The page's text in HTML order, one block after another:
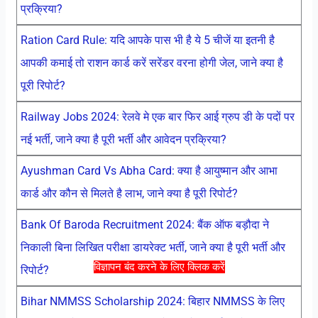
विज्ञापन बंद करने के लिए क्लिक करें
प्रक्रिया?
Ration Card Rule: यदि आपके पास भी है ये 5 चीजें या इतनी है
आपकी कमाई तो राशन कार्ड करें सरेंडर वरना होगी जेल, जाने क्या है
पूरी रिपोर्ट?
Railway Jobs 2024: रेलवे मे एक बार फिर आई ग्रुप डी के पदों पर
नई भर्ती, जाने क्या है पूरी भर्ती और आवेदन प्रक्रिया?
Ayushman Card Vs Abha Card: क्या है आयुष्मान और आभा
कार्ड और कौन से मिलते है लाभ, जाने क्या है पूरी रिपोर्ट?
Bank Of Baroda Recruitment 2024: बैंक ऑफ बड़ौदा ने
निकाली बिना लिखित परीक्षा डायरेक्ट भर्ती, जाने क्या है पूरी भर्ती और
रिपोर्ट?
Bihar NMMSS Scholarship 2024: बिहार NMMSS के लिए